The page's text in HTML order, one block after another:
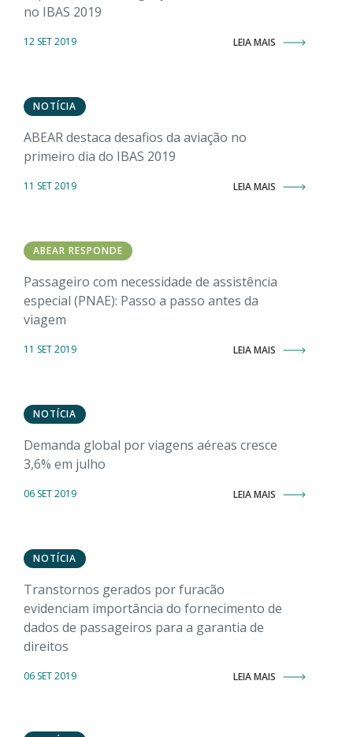
no IBAS 2019
12 SET 2019 LEIA MAIS
NOTÍCIA
ABEAR destaca desafios da aviação no
primeiro dia do IBAS 2019
11 SET 2019 LEIA MAIS
ABEAR RESPONDE
Passageiro com necessidade de assistência
especial (PNAE): Passo a passo antes da
viagem
11 SET 2019 LEIA MAIS
NOTÍCIA
Demanda global por viagens aéreas cresce
3,6% em julho
06 SET 2019 LEIA MAIS
NOTÍCIA
Transtornos gerados por furacão
evidenciam importância do fornecimento de
dados de passageiros para a garantia de
direitos
06 SET 2019 LEIA MAIS